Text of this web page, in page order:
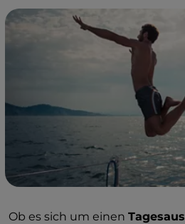
Ob es sich um einen